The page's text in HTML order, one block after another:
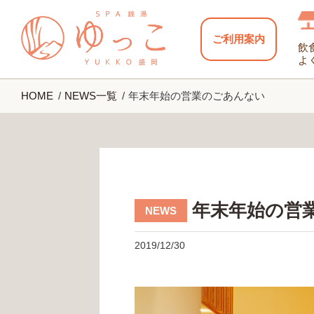
ご利用案内
飲
よ
HOME NEWS一覧 年末年始の営業のごあんない
年末年始の営
2019/12/30